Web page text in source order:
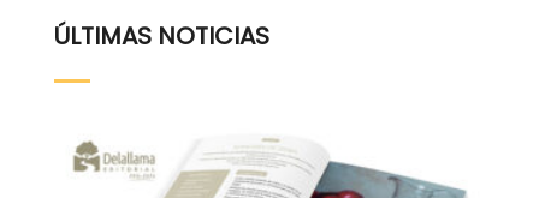
ÚLTIMAS NOTICIAS